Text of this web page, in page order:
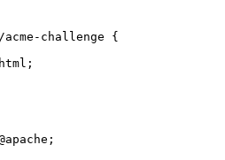
challenge {